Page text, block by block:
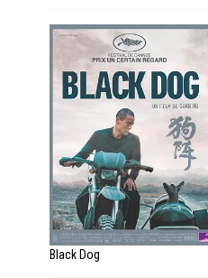
Black Dog